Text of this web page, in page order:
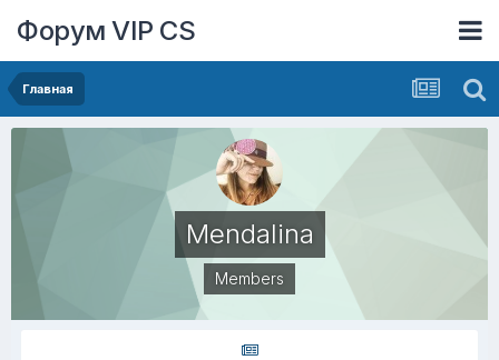
Форум VIP CS
Главная
Mendalina
Members